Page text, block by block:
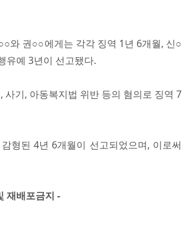
와 권○○에게는 각각 징역 1년 6개월, 신○
유예 3년이 선고됐다.
기, 아동복지법 위반 등의 혐의로 징역 7
형된 4년 6개월이 선고되었으며, 이로써
재배포금지 -​